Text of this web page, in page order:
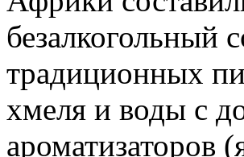
безалкогольный
традиционных
хмеля и воды с
ароматизаторов